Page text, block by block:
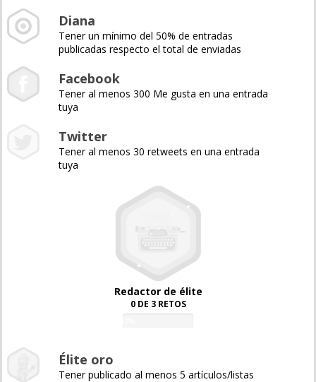
Diana
Tener un mínimo del 50% de entradas
publicadas respecto el total de enviadas
Facebook
Tener al menos 300 Me gusta en una entrada
tuya
Twitter
Tener al menos 30 retweets en una entrada
tuya
Redactor de élite
0 DE 3 RETOS
Élite oro
Tener publicado al menos 5 artículos/listas